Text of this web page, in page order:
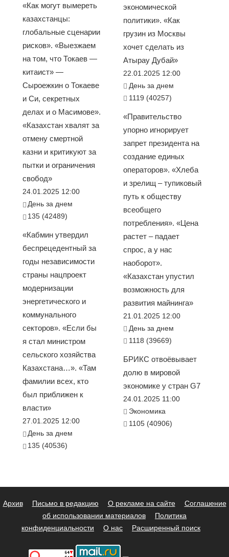
«Как могут вымереть
казахстанцы:
глобальные сценарии
рисков». «Выезжаем
на том, что Токаев —
китаист» —
Сыроежкин о Токаеве
и Си, секретных
делах и о Масимове».
«Казахстан хвалят за
отмену смертной
казни и критикуют за
пытки и ограничения
свобод»
24.01.2025 12:00
День за днем
135 (42489)
«Кабмин утвердил
беспрецедентный за
годы независимости
страны нацпроект
модернизации
энергетического и
коммунального
секторов». «Если бы
я стал министром
сельского хозяйства
Казахстана…». «Там
фамилии всех, кто
был приближен к
власти»
27.01.2025 12:00
День за днем
135 (40536)
экономической
политики». «Как
грузин из Москвы
хочет сделать из
Атырау Дубай»
22.01.2025 12:00
День за днем
1119 (40257)
«Правительство
упорно игнорирует
запрет президента на
создание единых
операторов». «Хлеба
и зрелищ – тупиковый
путь к обществу
всеобщего
потребления». «Цена
растет – падает
спрос, а у нас
наоборот».
«Казахстан упустил
возможность для
развития майнинга»
21.01.2025 12:00
День за днем
1118 (39669)
БРИКС отвоёвывает
долю в мировой
экономике у стран G7
24.01.2025 11:00
Экономика
1105 (40906)
Архив Письмо в редакцию О рекламе на сайте
Соглашение
об использовании материалов
Политика
конфиденциальности
О нас Расширенный поиск